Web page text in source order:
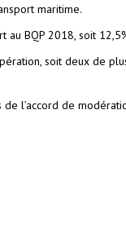
maritime.
BQP 2018, soit
soit deux de
de l’accord de